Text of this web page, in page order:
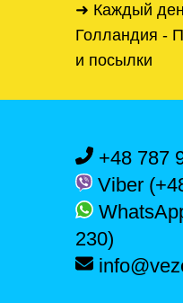
➜ Каждый
Голландия -
и посылки
+48 787
Viber
230)